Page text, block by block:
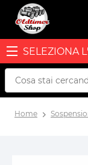
SELEZIONA
Home